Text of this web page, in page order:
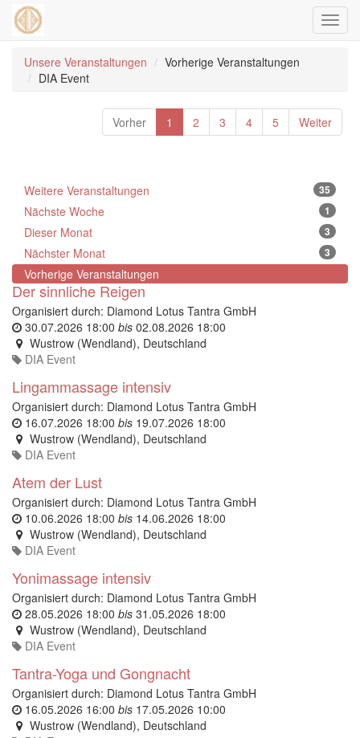
ein-/
Unsere Veranstaltungen
Vorherige Veranstaltungen
DIA Event
Vorher 1 2 3 4 5 Weiter
Weitere Veranstaltungen 35
Nächste Woche 1
Dieser Monat 3
Nächster Monat 3
Vorherige Veranstaltungen
Der sinnliche Reigen
Organisiert durch: Diamond Lotus Tantra GmbH
30.07.2026 18:00 bis 02.08.2026 18:00
Wustrow (Wendland), Deutschland
DIA Event
Lingammassage intensiv
Organisiert durch: Diamond Lotus Tantra GmbH
16.07.2026 18:00 bis 19.07.2026 18:00
Wustrow (Wendland), Deutschland
DIA Event
Atem der Lust
Organisiert durch: Diamond Lotus Tantra GmbH
10.06.2026 18:00 bis 14.06.2026 18:00
Wustrow (Wendland), Deutschland
DIA Event
Yonimassage intensiv
Organisiert durch: Diamond Lotus Tantra GmbH
28.05.2026 18:00 bis 31.05.2026 18:00
Wustrow (Wendland), Deutschland
DIA Event
Tantra-Yoga und Gongnacht
Organisiert durch: Diamond Lotus Tantra GmbH
16.05.2026 16:00 bis 17.05.2026 10:00
Wustrow (Wendland), Deutschland